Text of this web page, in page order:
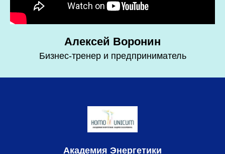
Алексей Воронин
Бизнес-тренер и предприниматель
Академия Энергетики